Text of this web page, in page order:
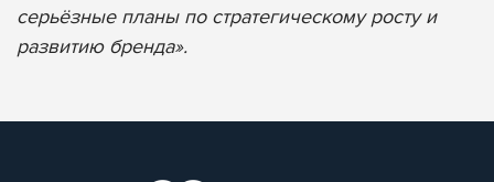
серьёзные планы по стратегическому росту и
развитию бренда».